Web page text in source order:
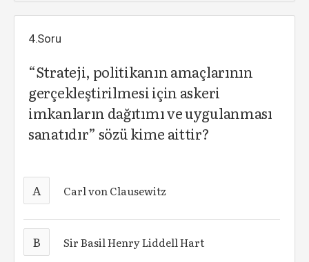
4.Soru
“Strateji, politikanın amaçlarının
gerçekleştirilmesi için askeri
imkanların dağıtımı ve uygulanması
sanatıdır” sözü kime aittir?
A Carl von Clausewitz
B Sir Basil Henry Liddell Hart